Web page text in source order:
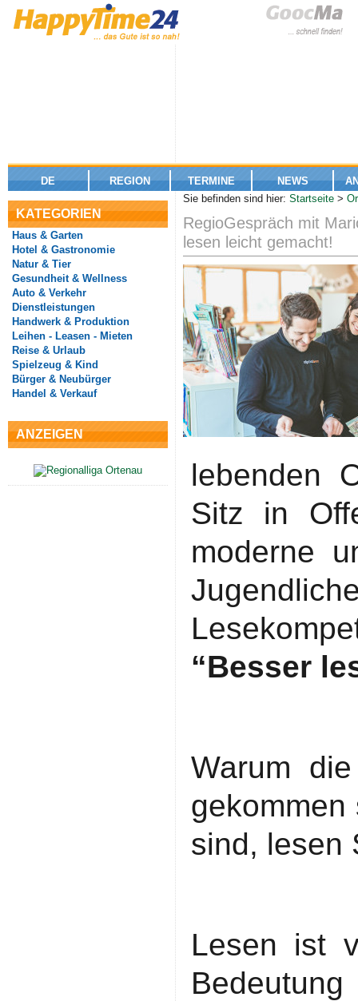
DE REGION TERMINE NEWS
KATEGORIEN
Haus & Garten
Hotel & Gastronomie
Natur & Tier
Gesundheit & Wellness
Auto & Verkehr
Dienstleistungen
Handwerk & Produktion
Leihen - Leasen - Mieten
Reise & Urlaub
Spielzeug & Kind
Bürger & Neubürger
Handel & Verkauf
ANZEIGEN
Sie befinden sind hier: Startseite >
RegioGespräch mit
lesen leicht gemacht!
lebenden
Sitz in
moderne
“Besser
Warum
sind, lesen
Lesen ist